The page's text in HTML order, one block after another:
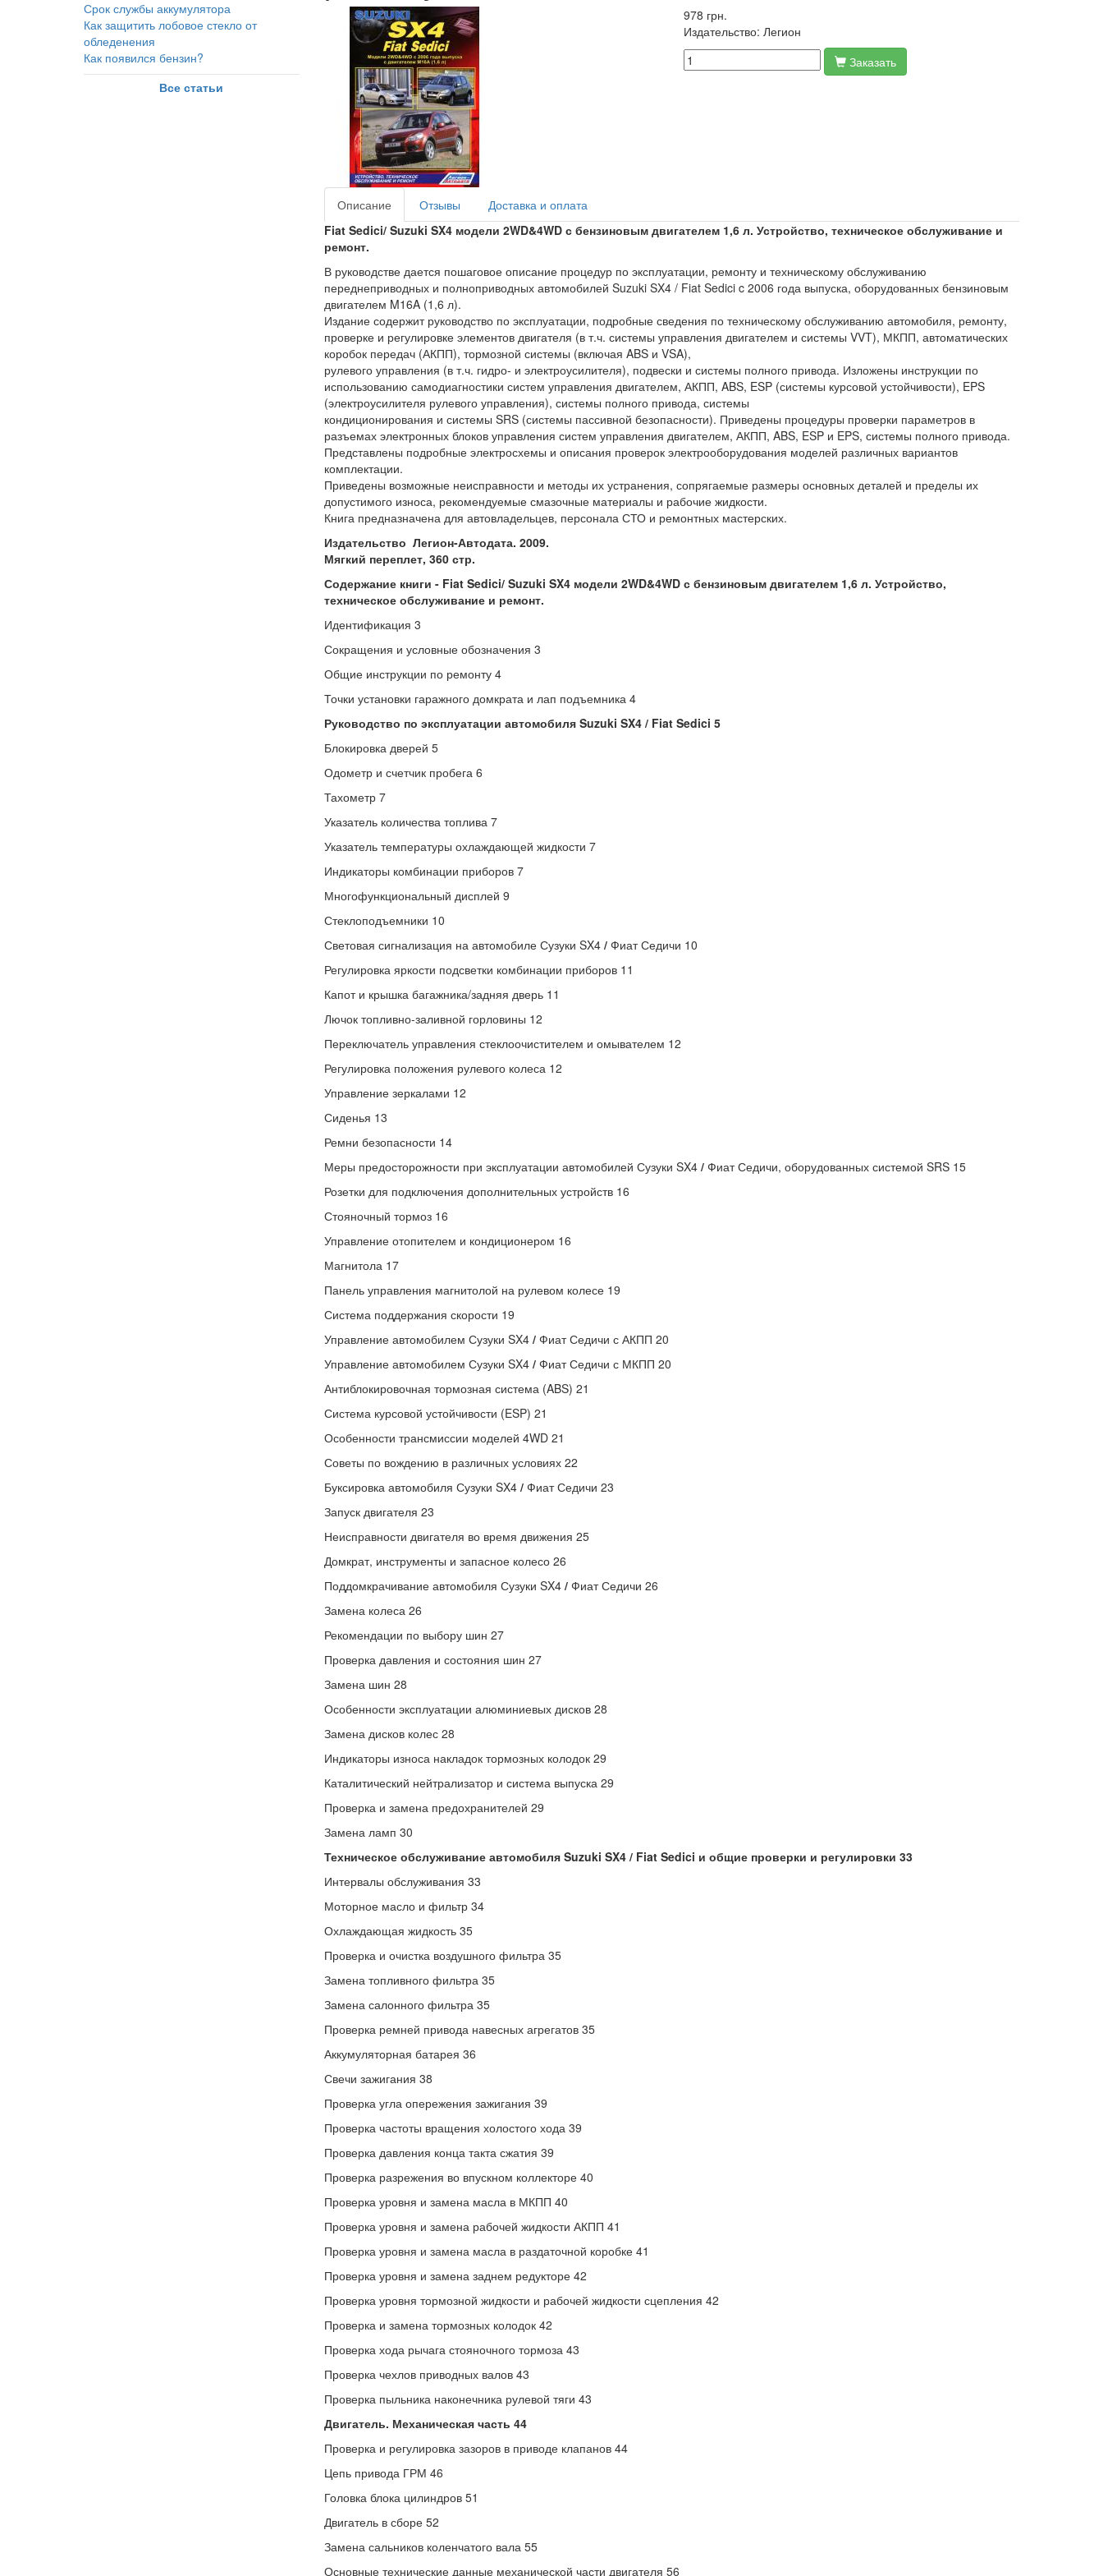
Срок службы аккумулятора
Как защитить лобовое стекло от
обледенения
Как появился бензин?
Все статьи
978 грн.
Издательство: Легион
Заказать
Описание Отзывы
Доставка и оплата
Fiat Sedici/ Suzuki SX4 модели 2WD&4WD с бензиновым двигателем 1,6 л. Устройство, техническое обслуживание и
ремонт.
В руководстве дается пошаговое описание процедур по эксплуатации, ремонту и техническому обслуживанию
переднеприводных и полноприводных автомобилей Suzuki SX4 / Fiat Sedici c 2006 года выпуска, оборудованных бензиновым
двигателем M16A (1,6 л).
Издание содержит руководство по эксплуатации, подробные сведения по техническому обслуживанию автомобиля, ремонту,
проверке и регулировке элементов двигателя (в т.ч. системы управления двигателем и системы VVT), МКПП, автоматических
коробок передач (АКПП), тормозной системы (включая ABS и VSA),
рулевого управления (в т.ч. гидро- и электроусилителя), подвески и системы полного привода. Изложены инструкции по
использованию самодиагностики систем управления двигателем, АКПП, ABS, ESP (системы курсовой устойчивости), EPS
(электроусилителя рулевого управления), системы полного привода, системы
кондиционирования и системы SRS (системы пассивной безопасности). Приведены процедуры проверки параметров в
разъемах электронных блоков управления систем управления двигателем, АКПП, ABS, ESP и EPS, системы полного привода.
Представлены подробные электросхемы и описания проверок электрооборудования моделей различных вариантов
комплектации.
Приведены возможные неисправности и методы их устранения, сопрягаемые размеры основных деталей и пределы их
допустимого износа, рекомендуемые смазочные материалы и рабочие жидкости.
Книга предназначена для автовладельцев, персонала СТО и ремонтных мастерских.
Издательство Легион-Автодата. 2009.
Мягкий переплет, 360 стр.
Содержание книги - Fiat Sedici/ Suzuki SX4 модели 2WD&4WD с бензиновым двигателем 1,6 л. Устройство,
техническое обслуживание и ремонт.
Идентификация 3
Сокращения и условные обозначения 3
Общие инструкции по ремонту 4
Точки установки гаражного домкрата и лап подъемника 4
Руководство по эксплуатации автомобиля Suzuki SX4 / Fiat Sedici 5
Блокировка дверей 5
Одометр и счетчик пробега 6
Тахометр 7
Указатель количества топлива 7
Указатель температуры охлаждающей жидкости 7
Индикаторы комбинации приборов 7
Многофункциональный дисплей 9
Стеклоподъемники 10
Световая сигнализация на автомобиле Сузуки SX4 / Фиат Седичи 10
Регулировка яркости подсветки комбинации приборов 11
Капот и крышка багажника/задняя дверь 11
Лючок топливно-заливной горловины 12
Переключатель управления стеклоочистителем и омывателем 12
Регулировка положения рулевого колеса 12
Управление зеркалами 12
Сиденья 13
Ремни безопасности 14
Меры предосторожности при эксплуатации автомобилей Сузуки SX4 / Фиат Седичи, оборудованных системой SRS 15
Розетки для подключения дополнительных устройств 16
Стояночный тормоз 16
Управление отопителем и кондиционером 16
Магнитола 17
Панель управления магнитолой на рулевом колесе 19
Система поддержания скорости 19
Управление автомобилем Сузуки SX4 / Фиат Седичи с АКПП 20
Управление автомобилем Сузуки SX4 / Фиат Седичи с МКПП 20
Антиблокировочная тормозная система (ABS) 21
Система курсовой устойчивости (ESP) 21
Особенности трансмиссии моделей 4WD 21
Советы по вождению в различных условиях 22
Буксировка автомобиля Сузуки SX4 / Фиат Седичи 23
Запуск двигателя 23
Неисправности двигателя во время движения 25
Домкрат, инструменты и запасное колесо 26
Поддомкрачивание автомобиля Сузуки SX4 / Фиат Седичи 26
Замена колеса 26
Рекомендации по выбору шин 27
Проверка давления и состояния шин 27
Замена шин 28
Особенности эксплуатации алюминиевых дисков 28
Замена дисков колес 28
Индикаторы износа накладок тормозных колодок 29
Каталитический нейтрализатор и система выпуска 29
Проверка и замена предохранителей 29
Замена ламп 30
Техническое обслуживание автомобиля Suzuki SX4 / Fiat Sedici и общие проверки и регулировки 33
Интервалы обслуживания 33
Моторное масло и фильтр 34
Охлаждающая жидкость 35
Проверка и очистка воздушного фильтра 35
Замена топливного фильтра 35
Замена салонного фильтра 35
Проверка ремней привода навесных агрегатов 35
Аккумуляторная батарея 36
Свечи зажигания 38
Проверка угла опережения зажигания 39
Проверка частоты вращения холостого хода 39
Проверка давления конца такта сжатия 39
Проверка разрежения во впускном коллекторе 40
Проверка уровня и замена масла в МКПП 40
Проверка уровня и замена рабочей жидкости АКПП 41
Проверка уровня и замена масла в раздаточной коробке 41
Проверка уровня и замена заднем редукторе 42
Проверка уровня тормозной жидкости и рабочей жидкости сцепления 42
Проверка и замена тормозных колодок 42
Проверка хода рычага стояночного тормоза 43
Проверка чехлов приводных валов 43
Проверка пыльника наконечника рулевой тяги 43
Двигатель. Механическая часть 44
Проверка и регулировка зазоров в приводе клапанов 44
Цепь привода ГРМ 46
Головка блока цилиндров 51
Двигатель в сборе 52
Замена сальников коленчатого вала 55
Основные технические данные механической части двигателя 56